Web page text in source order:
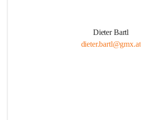
Dieter Bartl
dieter.bartl@gmx.at